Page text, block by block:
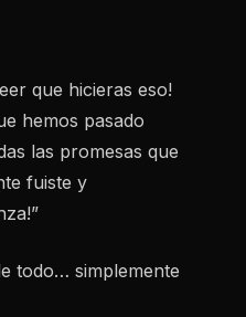
que hicieras eso!
hemos pasado
las promesas que
fuiste y
todo… simplemente